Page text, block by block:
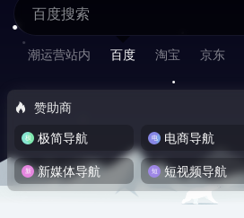
潮运营站内 百度 淘宝 京东
赞助商
极简导航
电商导航
新媒体导航 短视频导航